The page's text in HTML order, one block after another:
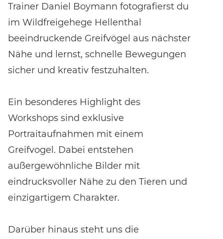
Trainer Daniel Boymann fotografierst du
im Wildfreigehege Hellenthal
beeindruckende Greifvögel aus nächster
Nähe und lernst, schnelle Bewegungen
sicher und kreativ festzuhalten.
Ein besonderes Highlight des
Workshops sind exklusive
Portraitaufnahmen mit einem
Greifvogel. Dabei entstehen
außergewöhnliche Bilder mit
eindrucksvoller Nähe zu den Tieren und
einzigartigem Charakter.
Darüber hinaus steht uns die